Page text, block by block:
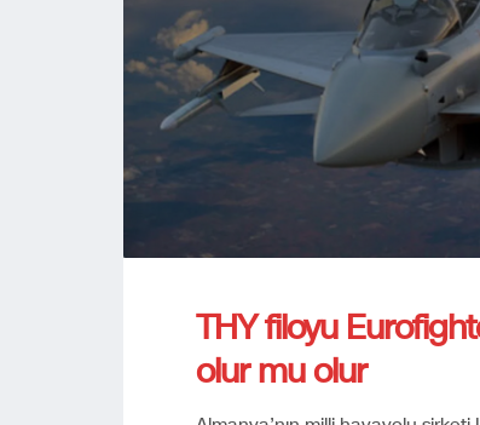
THY filoyu
olur mu olur